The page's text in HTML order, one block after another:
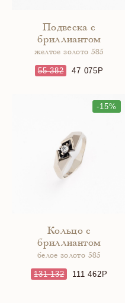
Подвеска с
бриллиантом
желтое золото 585
55 382 47 075
-15%
Кольцо с
бриллиантом
белое золото 585
131 132 111 462